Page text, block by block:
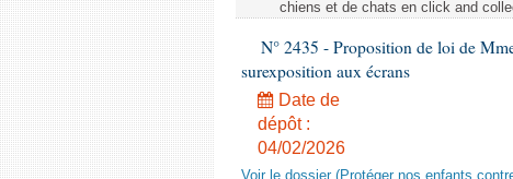
chiens et de chats en click and
N° 2435 - Proposition de loi de
surexposition aux écrans
Date de
dépôt :
04/02/2026
Voir le dossier (Protéger nos enfants